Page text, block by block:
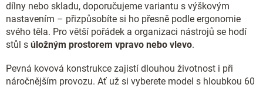
dílny nebo skladu, doporučujeme variantu s výškovým
nastavením – přizpůsobíte si ho přesně podle ergonomie
svého těla. Pro větší pořádek a organizaci nástrojů se hodí
stůl s úložným prostorem vpravo nebo vlevo.
Pevná kovová konstrukce zajistí dlouhou životnost i při
náročnějším provozu. Ať už si vyberete model s hloubkou 60